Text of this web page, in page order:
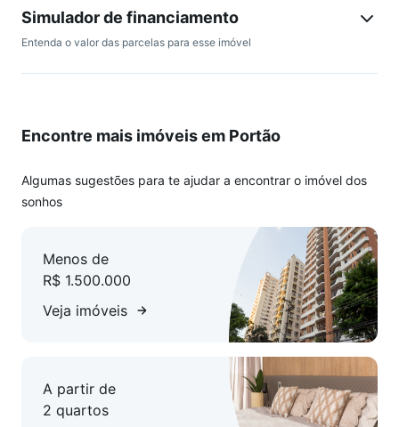
- Cozinha planejada e área de serviço
- 02 vagas de garagem
- Salão de festas
- Playground
Simulador de financiamento
Entenda o valor das parcelas para esse imóvel
Encontre mais imóveis em Portão
Algumas sugestões para te ajudar a encontrar o imóvel dos
sonhos
Menos de
R$ 1.500.000
Veja imóveis
A partir de
2 quartos